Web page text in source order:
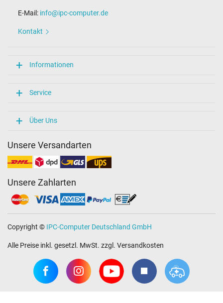
E-Mail: info@ipc-computer.de
Kontakt
Informationen
Service
Über Uns
Unsere Versandarten
Unsere Zahlarten
Copyright © IPC-Computer Deutschland GmbH
Alle Preise inkl. gesetzl. MwSt. zzgl. Versandkosten